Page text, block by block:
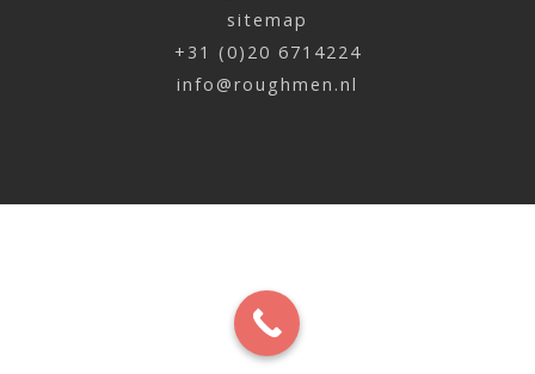
sitemap
+31 (0)20 6714224
info@roughmen.nl